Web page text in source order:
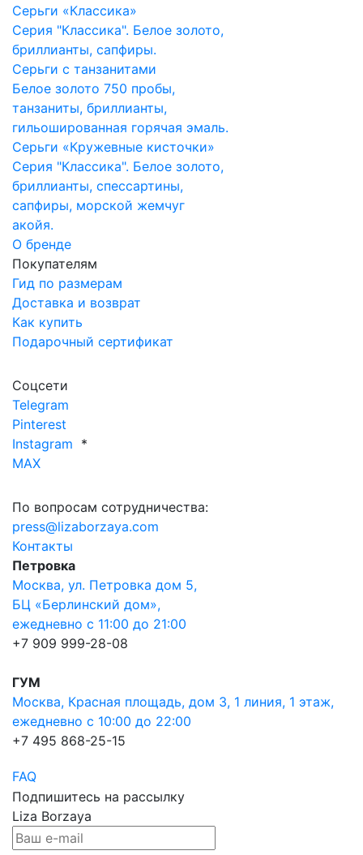
Серьги «Классика»
Серия "Классика". Белое золото,
бриллианты, сапфиры.
Серьги с танзанитами
Белое золото 750 пробы,
танзаниты, бриллианты,
гильошированная горячая эмаль.
Серьги «Кружевные кисточки»
Серия "Классика". Белое золото,
бриллианты, спессартины,
сапфиры, морской жемчуг
акойя.
О бренде
Покупателям
Гид по размерам
Доставка и возврат
Как купить
Подарочный сертификат
Соцсети
Telegram
Pinterest
Instagram *
MAX
По вопросам сотрудничества:
press@lizaborzaya.com
Контакты
Петровка
Москва, ул. Петровка дом 5,
БЦ «Берлинский дом»,
ежедневно с 11:00 до 21:00
+7 909 999-28-08
ГУМ
Москва, Красная площадь, дом 3, 1 линия, 1 этаж,
ежедневно с 10:00 до 22:00
+7 495 868-25-15
FAQ
Подпишитесь на рассылку
Liza Borzaya